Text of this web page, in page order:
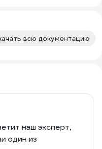
всю документацию
наш эксперт,
один из